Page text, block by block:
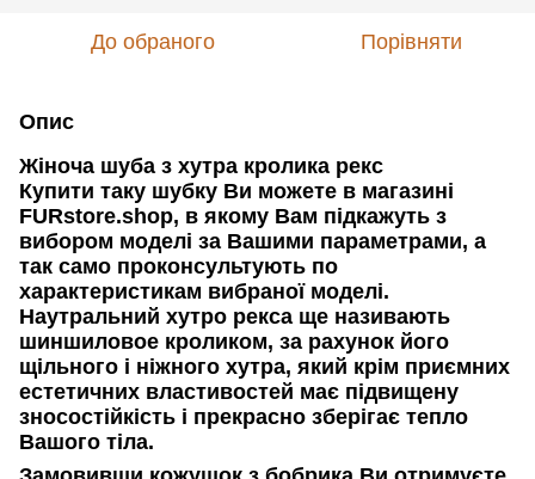
До обраного Порівняти
Опис
Жіноча шуба з хутра кролика рекс
Купити таку шубку Ви можете в магазині
FURstore.shop, в якому Вам підкажуть з
вибором моделі за Вашими параметрами, а
так само проконсультують по
характеристикам вибраної моделі.
Наутральний хутро рекса ще називають
шиншиловое кроликом, за рахунок його
щільного і ніжного хутра, який крім приємних
естетичних властивостей має підвищену
зносостійкість і прекрасно зберігає тепло
Вашого тіла.